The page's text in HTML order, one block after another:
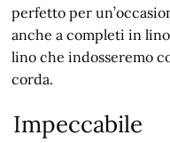
perfetto per
anche a completi in
lino che indosseremo
corda.
Impeccabile